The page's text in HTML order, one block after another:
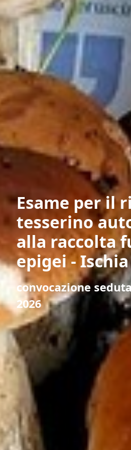
Esame per il
tesserino
alla raccolta
epigei - Ischia
convocazione
2026